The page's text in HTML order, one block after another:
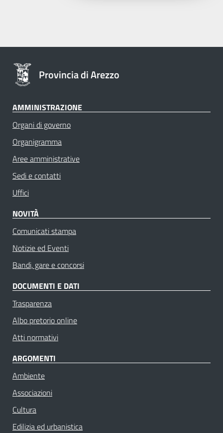
Provincia di Arezzo
AMMINISTRAZIONE
Organi di governo
Organigramma
Aree amministrative
Sedi e contatti
Uffici
NOVITÀ
Comunicati stampa
Notizie ed Eventi
Bandi, gare e concorsi
DOCUMENTI E DATI
Trasparenza
Albo pretorio online
Atti normativi
ARGOMENTI
Ambiente
Associazioni
Cultura
Edilizia ed urbanistica